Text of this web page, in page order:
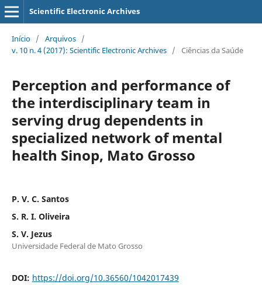
Scientific Electronic Archives
Início / Arquivos /
v. 10 n. 4 (2017): Scientific Electronic Archives / Ciências da Saúde
Perception and performance of
the interdisciplinary team in
serving drug dependents in
specialized network of mental
health Sinop, Mato Grosso
P. V. C. Santos
S. R. I. Oliveira
S. V. Jezus
Universidade Federal de Mato Grosso
DOI: https://doi.org/10.36560/1042017439